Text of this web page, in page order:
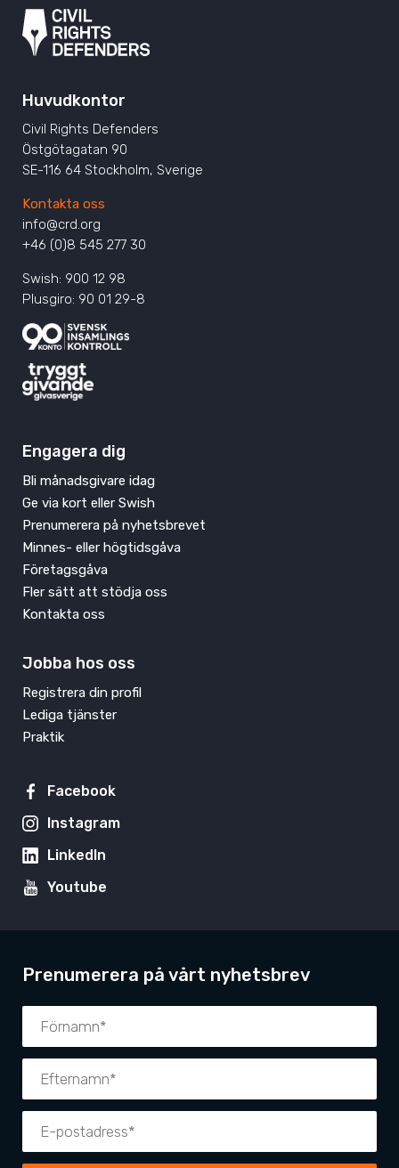
Huvudkontor
Civil Rights Defenders
Östgötagatan 90
SE-116 64 Stockholm, Sverige
Kontakta oss
info@crd.org
+46 (0)8 545 277 30
Swish: 900 12 98
Plusgiro: 90 01 29-8
Engagera dig
Bli månadsgivare idag
Ge via kort eller Swish
Prenumerera på nyhetsbrevet
Minnes- eller högtidsgåva
Företagsgåva
Fler sätt att stödja oss
Kontakta oss
Jobba hos oss
Registrera din profil
Lediga tjänster
Praktik
Facebook
Instagram
LinkedIn
Youtube
Prenumerera på vårt nyhetsbrev